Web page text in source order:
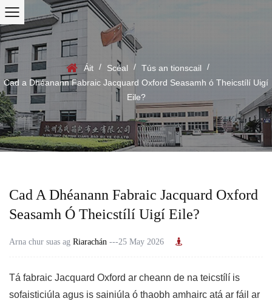
Áit / Scéal / Tús an tionscail /
Cad a Dhéanann Fabraic Jacquard Oxford Seasamh ó Theicstílí Uigí
Eile?
Cad A Dhéanann Fabraic Jacquard Oxford
Seasamh Ó Theicstílí Uigí Eile?
Arna chur suas ag Riarachán ---25 May 2026
Tá fabraic Jacquard Oxford ar cheann de na teicstílí is
sofaisticiúla agus is sainiúla ó thaobh amhairc atá ar fáil ar